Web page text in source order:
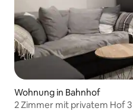
Wohnung in Bahnhof
2 Zimmer mit privatem Hof